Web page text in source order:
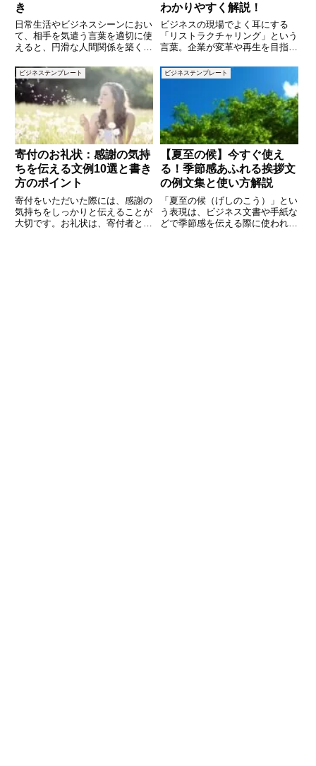
き
日常生活やビジネスシーンにおい
て、相手を気遣う言葉を適切に使
えると、円滑な人間関係を築くこ
ような言葉を使えば良いのか分か
らない」「もっと自然に気遣いを
伝えたい」と感じることはありま
せんか？本記事では、ビジネスや
わかりやすく解説！
ビジネスの現場でよく耳にする
「リストラクチャリング」という
言葉。企業が変革や再生を目指す
この概念ですが、具体的に何を意
味し、どのような目的で実施され
るのか、理解している人は意外に
少ないかもしれません。本記事で
ビジネステンプレート
寄付のお礼状：感謝の気持
ちを伝える文例10選と書き
方のポイント
寄付をいただいた際には、感謝の
気持ちをしっかりと伝えることが
大切です。お礼状は、寄付者との
ビジネステンプレート
【夏至の候】今すぐ使え
る！季節感あふれる挨拶文
の例文集と使い方解説
「夏至の候（げしのこう）」とい
う表現は、ビジネス文書や手紙な
どで季節感を伝える際に使われる